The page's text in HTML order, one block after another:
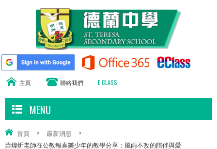
主頁 聯絡我們 E CLASS
MENU
首頁 > 最新消息
>
蕭煒炘老師在公教報喜樂少年的教學分享：風雨不改的陪伴與愛